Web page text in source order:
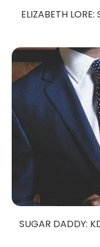
ELIZABETH
SUGAR DADDY: